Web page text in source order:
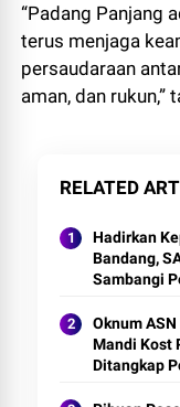
“Padang Panjang
terus menjaga
persaudaraan
aman, dan rukun,”
RELATED
Hadirkan
Bandang,
Sambangi
Oknum
Mandi Kost
Ditangkap